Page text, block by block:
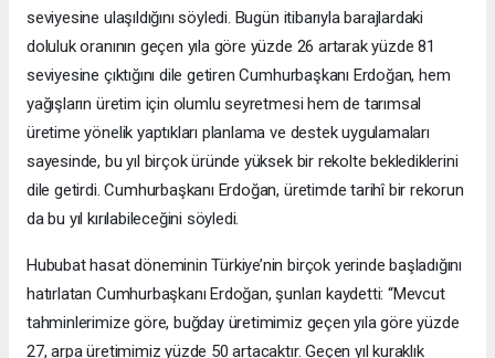
seviyesine ulaşıldığını söyledi. Bugün itibarıyla barajlardaki
doluluk oranının geçen yıla göre yüzde 26 artarak yüzde 81
seviyesine çıktığını dile getiren Cumhurbaşkanı Erdoğan, hem
yağışların üretim için olumlu seyretmesi hem de tarımsal
üretime yönelik yaptıkları planlama ve destek uygulamaları
sayesinde, bu yıl birçok üründe yüksek bir rekolte beklediklerini
dile getirdi. Cumhurbaşkanı Erdoğan, üretimde tarihî bir rekorun
da bu yıl kırılabileceğini söyledi.
Hububat hasat döneminin Türkiye’nin birçok yerinde başladığını
hatırlatan Cumhurbaşkanı Erdoğan, şunları kaydetti: “Mevcut
tahminlerimize göre, buğday üretimimiz geçen yıla göre yüzde
27, arpa üretimimiz yüzde 50 artacaktır. Geçen yıl kuraklık